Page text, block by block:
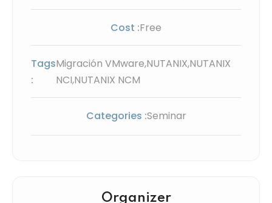
Cost :Free
Tags
:
Migración VMware,NUTANIX,NUTANIX
NCI,NUTANIX NCM
Categories :Seminar
Organizer